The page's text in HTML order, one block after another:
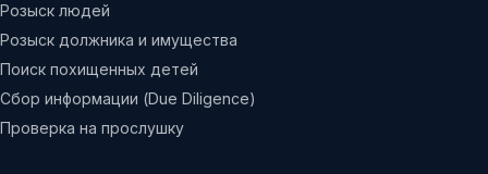
Розыск людей
Розыск должника и имущества
Поиск похищенных детей
Сбор информации (Due Diligence)
Проверка на прослушку